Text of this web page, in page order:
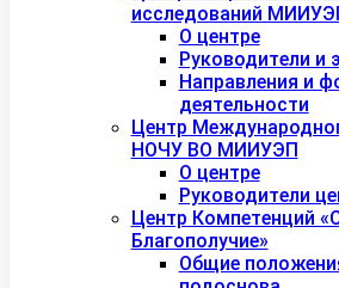
исследований
О центре
Руководители и
Направления и
деятельности
Центр
НОЧУ ВО МИИУЭП
О центре
Руководители
Центр Компетенций
Благополучие»
Общие